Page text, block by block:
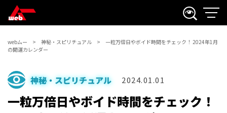
webムー 神秘・スピリチュアル
一粒万倍日やボイド時間をチェック！ 2024年1月
の開運カレンダー
神秘・スピリチュアル 2024.01.01
一粒万倍日やボイド時間をチェック！